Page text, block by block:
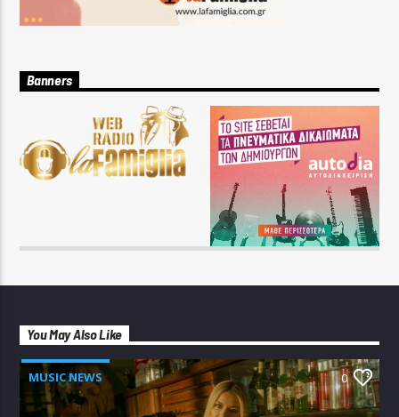
Banners
You May Also Like
MUSIC NEWS 0